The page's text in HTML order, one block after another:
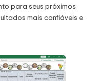
para seus próximos
mais confiáveis e